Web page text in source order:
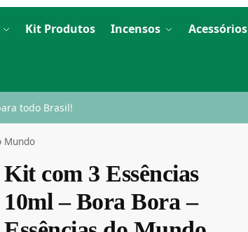
Kit Produtos Incensos Acessórios
todo Brasil!
Mundo
Kit com 3 Essências
10ml – Bora Bora –